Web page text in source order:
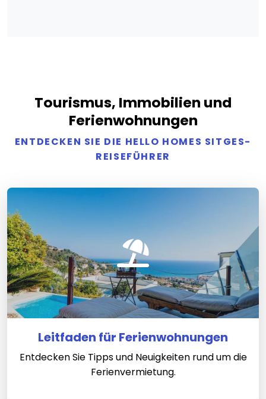
Tourismus, Immobilien und
Ferienwohnungen
ENTDECKEN SIE DIE HELLO HOMES SITGES-
REISEFÜHRER
Leitfaden für Ferienwohnungen
Entdecken Sie Tipps und Neuigkeiten rund um die
Ferienvermietung.